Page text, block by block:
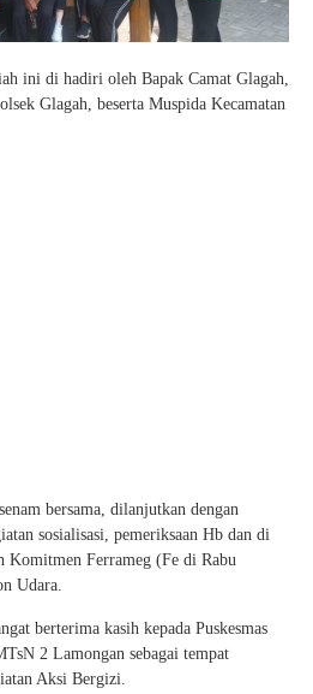
ini di hadiri oleh Bapak Camat Glagah,
Glagah, beserta Muspida Kecamatan
bersama, dilanjutkan dengan
sosialisasi, pemeriksaan Hb dan di
Komitmen Ferrameg (Fe di Rabu
Udara.
berterima kasih kepada Puskesmas
2 Lamongan sebagai tempat
Aksi Bergizi.